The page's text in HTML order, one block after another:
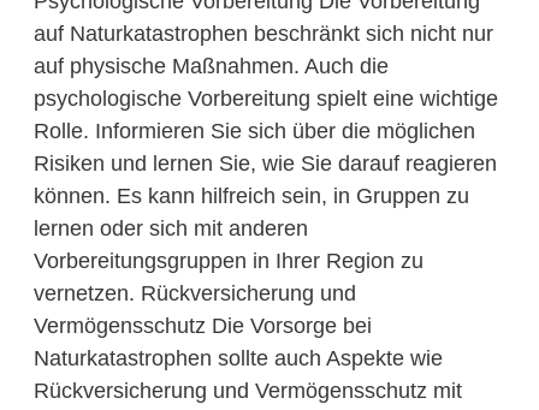
auf Naturkatastrophen beschränkt sich nicht nur
auf physische Maßnahmen. Auch die
psychologische Vorbereitung spielt eine wichtige
Rolle. Informieren Sie sich über die möglichen
Risiken und lernen Sie, wie Sie darauf reagieren
können. Es kann hilfreich sein, in Gruppen zu
lernen oder sich mit anderen
Vorbereitungsgruppen in Ihrer Region zu
vernetzen. Rückversicherung und
Vermögensschutz Die Vorsorge bei
Naturkatastrophen sollte auch Aspekte wie
Rückversicherung und Vermögensschutz mit